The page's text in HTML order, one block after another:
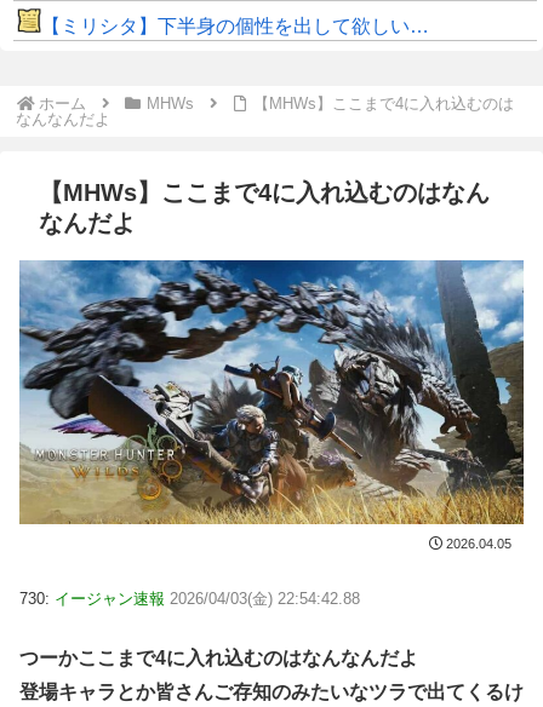
【ミリシタ】下半身の個性を出して欲しい…
ホーム MHWs
【MHWs】ここまで4に入れ込むのは
なんなんだよ
【MHWs】ここまで4に入れ込むのはなん
なんだよ
2026.04.05
730: イージャン速報 2026/04/03(金) 22:54:42.88
つーかここまで4に入れ込むのはなんなんだよ
登場キャラとか皆さんご存知のみたいなツラで出てくるけ